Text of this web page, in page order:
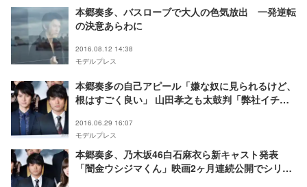
本郷奏多、バスローブで大人の色気放出 一発逆転
の決意あらわに
2016.08.12 14:38
モデルプレス
本郷奏多の自己アピール「嫌な奴に見られるけど、
根はすごく良い」 山田孝之も太鼓判「弊社イチオ
2016.06.29 16:07
モデルプレス
本郷奏多、乃木坂46白石麻衣ら新キャスト発表
「闇金ウシジマくん」映画2ヶ月連続公開でシリー